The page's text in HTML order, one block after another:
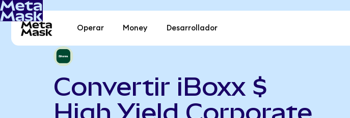
Operar Money Desarrollador
Convertir iBoxx $